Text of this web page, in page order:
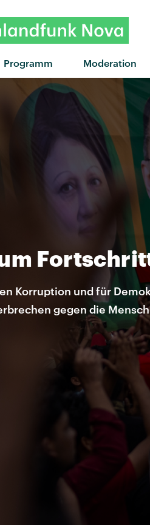
Programm Moderation
"Butterfly Feelings" von
Korruption und für
gegen die